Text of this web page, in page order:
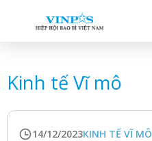
Kinh tế Vĩ mô
14/12/2023KINH TẾ VĨ MÔ